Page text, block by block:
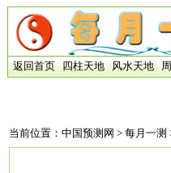
返回首页 四柱天地 风水天地
当前位置： 中国预测网 > 每月一测